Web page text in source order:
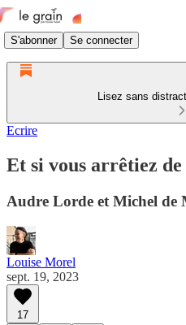
S'abonner Se connecter
Lisez sans
Ecrire
Et si vous arrêtiez
Audre Lorde et Michel de
Louise Morel
sept. 19, 2023
17